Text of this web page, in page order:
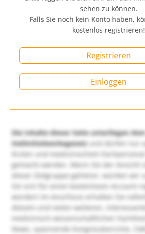
sehen zu können.
Falls Sie noch kein Konto haben,
kostenlos registrieren!
Registrieren
Einloggen
Die Inhalte dieser Seite unterliegen
Heilmittelwerbegesetzund dürfen nur
Ärzten und medizinischem Fachpersonal
gemacht werden. Wenn Sie der Ansicht
dieser Zielgruppe gehören, würden wir
Sie sich für einen kostenlosen Account
würden! Im Anschluss erhalten Sie
diesem und vielen weiteren,
medizinisch-wissenschaftlichen
News, spannende Kongressberichte,